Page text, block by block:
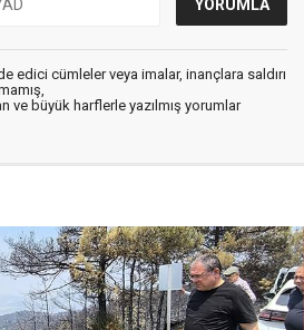
edici cümleler veya imalar, inançlara saldırı
ve büyük harflerle yazılmış yorumlar